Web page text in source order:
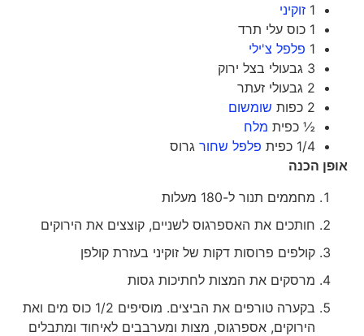
1
זוקיני
1 כוס עלי תרד
1
פלפל צ'ילי
3 גבעולי בצל ירוק
2 גבעולי זעתר
2 כפות
שומשום
½ כפיתמלח
1/4 כפית
פלפל שחורגרוס
אופן הכנה
מחממים תנור ל-180 מעלות
חותכים את האספרגוס לשניים, קוצצים את הירוקים
קולפים פרוסות דקות של זוקיני בעזרת קולפן
מרסקים את המצות לחתיכות גסות
בקערה טורפים את הביצים. מוסיפים 1/2 כוס מים ואת
הירוקים, אספרגוס, מצות ומערבבים לאיחוד ומתבלים